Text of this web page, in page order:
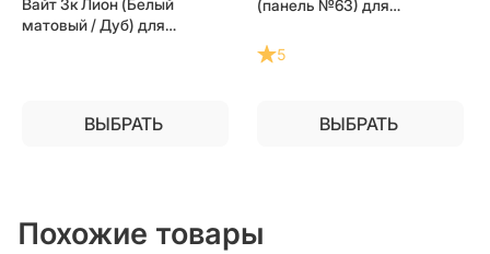
матовый / Дуб) для
ВЫБРАТЬ
5
ВЫБРАТЬ
Похожие товары